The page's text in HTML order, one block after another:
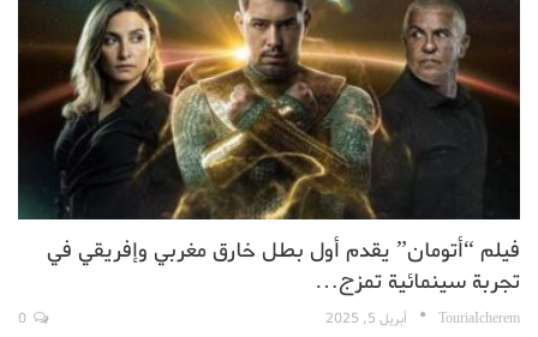
فيلم “أتومان” يقدم أول بطل خارق مغربي وإفريقي في
تجربة سينمائية تمزج…
TouriaIcherem أبريل 5, 2025